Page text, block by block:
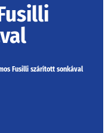
Fusilli szárított sonkával